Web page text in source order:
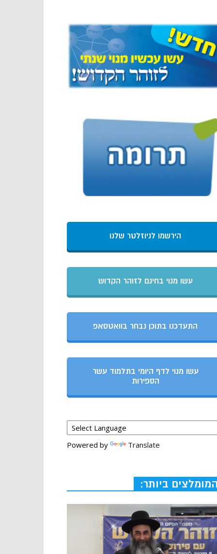
הירשמו לניוזלטר שלנו
עשו מנוי בחינם לזוהר הקדוש
התעדכנו בתוכן נבחר בוואטסאפ
עשו מנוי לדף היומי בתלמוד עשר
הספירות
Powered by Translate
המומלצים ביותר: